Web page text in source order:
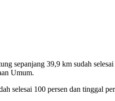
sepanjang 39,9 km sudah
Umum.
selesai 100 persen dan tinggal